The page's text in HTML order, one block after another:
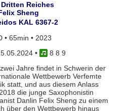
Reiches
Sheng
KAL 6367-2
• 65min • 2023
•
8 8 9
Jahre findet in Schwerin der
Wettbewerb Verfemte
statt, und aus diesem Anlass
die junge Saxophonistin
Danlin Felix Sheng zu einem
über den Wettbewerb hinaus